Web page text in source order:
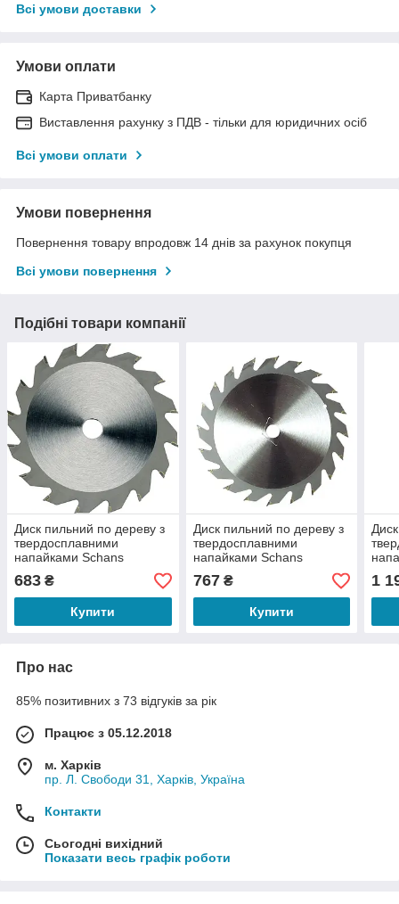
Всі умови доставки
Умови оплати
Карта Приватбанку
Виставлення рахунку з ПДВ - тільки для юридичних осіб
Всі умови оплати
Умови повернення
Повернення товару впродовж 14 днів за рахунок покупця
Всі умови повернення
Подібні товари компанії
Диск пильний по дереву з
твердосплавними
напайками Schans
160х32х1,5мм; 12 зубів
683 ₴
Купити
Диск пильний по дереву з
твердосплавними
напайками Schans
180х32х1,6мм; 12 зубів
767₴
Купити
1
Про нас
85% позитивних з 73 відгуків за рік
Працює з 05.12.2018
м. Харків
пр. Л. Свободи 31, Харків, Україна
Контакти
Сьогодні вихідний
Показати весь графік роботи